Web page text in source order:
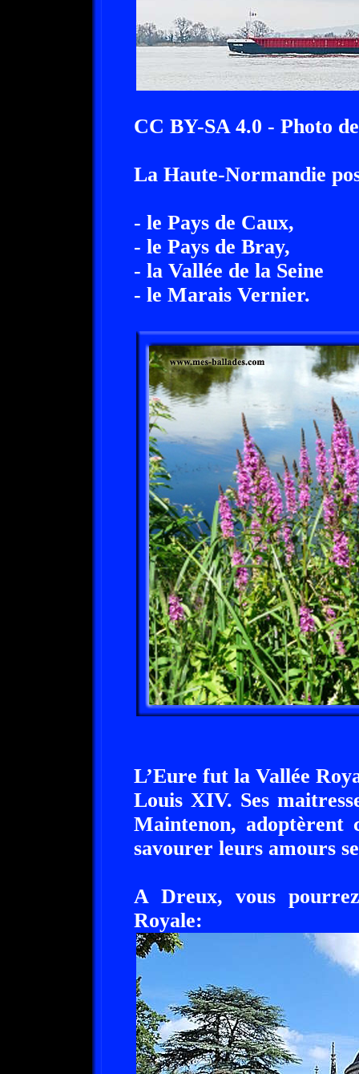
CC BY-SA 4.0 - Photo
La Haute-Normandie
- le Pays de Caux,
- le Pays de Bray,
- la Vallée de la Seine
- le Marais Vernier.
L’Eure fut la Vallée
Louis XIV. Ses
Maintenon, adoptèrent
savourer leurs amours
A Dreux, vous
Royale: